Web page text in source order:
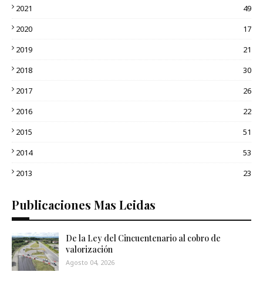
2021
49
2020
17
2019
21
2018
30
2017
26
2016
22
2015
51
2014
53
2013
23
Publicaciones Mas Leidas
De la Ley del Cincuentenario al cobro de
valorización
Agosto 04, 2026